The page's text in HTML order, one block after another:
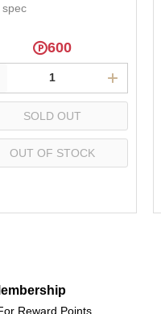
600
SOLD OUT
OUT OF STOCK
Reward Points